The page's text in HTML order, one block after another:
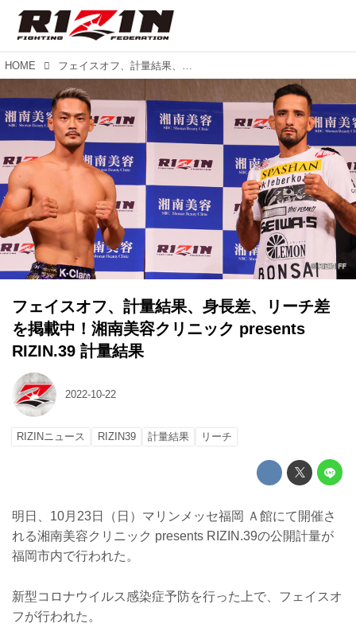
HOME フェイスオフ、計量結果、身長差、リーチ差を掲載中！湘南美容クリニック presents RIZIN.39 計量結果
フェイスオフ、計量結果、身長差、リーチ差
を掲載中！湘南美容クリニック presents
RIZIN.39 計量結果
2022-10-22
RIZINニュース RIZIN39 計量結果 リーチ
明日、10月23日（日）マリンメッセ福岡 Ａ館にて開催さ
れる湘南美容クリニック presents RIZIN.39の公開計量が
福岡市内で行われた。
新型コロナウイルス感染症予防を行った上で、フェイスオ
フが行われた。